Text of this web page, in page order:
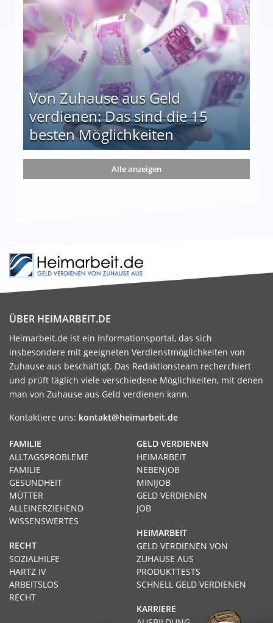
Von Zuhause aus Geld
verdienen: Das sind die 15
besten Möglichkeiten
die 15 besten Möglichkeiten
Alle anzeigen
ÜBER HEIMARBEIT.DE
Heimarbeit.de ist ein Informationsportal, das sich
insbesondere mit geeigneten Verdienstmöglichkeiten von
Zuhause aus beschäftigt. Das Redaktionsteam recherchiert
und prüft täglich viele verschiedene Möglichkeiten, mit denen
man von Zuhause aus Geld verdienen kann.
Kontaktiere uns: kontakt@heimarbeit.de
GELD VERDIENEN
HEIMARBEIT
NEBENJOB
MINIJOB
GELD VERDIENEN
JOB
HEIMARBEIT
GELD VERDIENEN VON
ZUHAUSE AUS
PRODUKTTESTS
SCHNELL GELD VERDIENEN
KARRIERE
FAMILIE
ALLTAGSPROBLEME
FAMILIE
GESUNDHEIT
MÜTTER
ALLEINERZIEHEND
WISSENSWERTES
RECHT
SOZIALHILFE
HARTZ IV
ARBEITSLOS
RECHT